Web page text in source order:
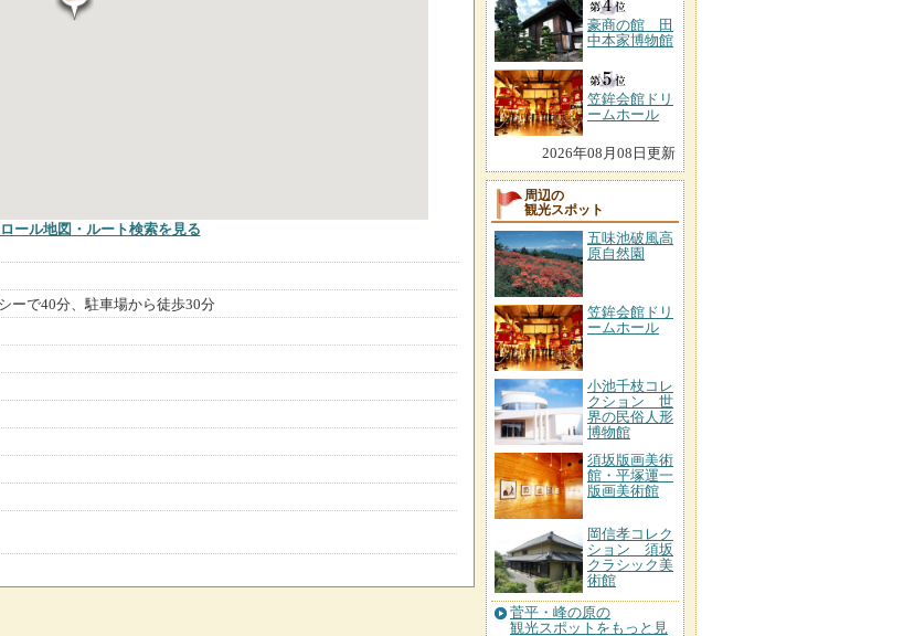
ール地図 ・ルート検索を見る
ーで40分、駐車場から徒歩30分
豪商の館 田
中本家博物館
笠鉾会館ドリ
ームホール
2026年08月08日更新
周辺の
観光スポット
五味池破風高
原自然園
笠鉾会館ドリ
ームホール
小池千枝コレ
クション 世
界の民俗人形
博物館
須坂版画美術
館・平塚運一
版画美術館
岡信孝コレク
ション 須坂
クラシック美
術館
菅平・峰の原の
観光スポットをもっと見